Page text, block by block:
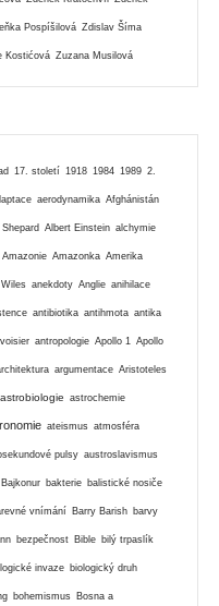
Pospíšilová Zdislav Šíma
Kostićová Zuzana Musilová
17. století 1918 1984 1989 2.
aerodynamika Afghánistán
Albert Einstein alchymie
Amazonie Amazonka Amerika
anekdoty Anglie anihilace
antibiotika antihmota antika
antropologie Apollo 1 Apollo
argumentace Aristoteles
astrobiologie astrochemie
ateismus atmosféra
pulsy austroslavismus
Bajkonur bakterie balistické nosiče
vnímání Barry Barish barvy
bezpečnost Bible bilý trpaslík
invaze biologický druh
bohemismus Bosna a